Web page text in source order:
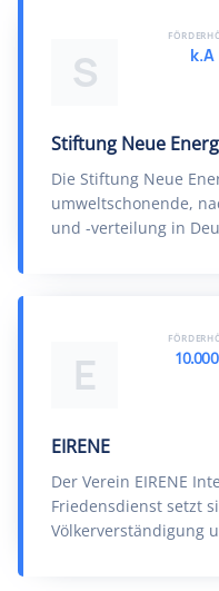
S
Stiftung Neue
Die Stiftung Neue
umweltschonende,
und -verteilung in
k.A
E
EIRENE
Der Verein EIRENE
Friedensdienst setzt
Völkerverständigung